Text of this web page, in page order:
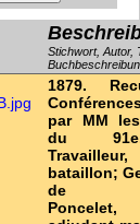
Stichwort, Autor,
1879.
par MM
du
bataillon;
de
Poncelet,